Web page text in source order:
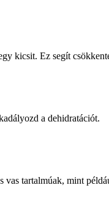
kicsit. Ez segít
a dehidratációt.
tartalmúak, mint